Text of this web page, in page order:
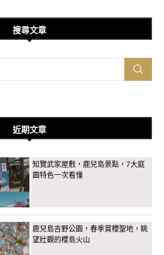
搜尋文章
近期文章
知覽武家屋敷，鹿兒島景點，7大庭
園特色一次看懂
鹿兒島吉野公園，春季賞櫻聖地，眺
望壯觀的櫻島火山